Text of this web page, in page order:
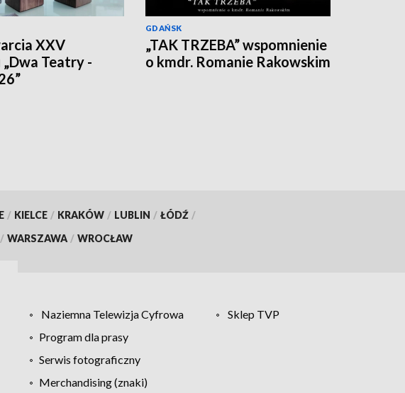
XXV
Teatry -
GDAŃSK
„TAK TRZEBA” wspomnienie
o kmdr. Romanie Rakowskim
/ KIELCE / KRAKÓW / LUBLIN / ŁÓDŹ /
/ WARSZAWA / WROCŁAW
Naziemna Telewizja Cyfrowa
Sklep TVP
Program dla prasy
Serwis fotograficzny
Merchandising (znaki)